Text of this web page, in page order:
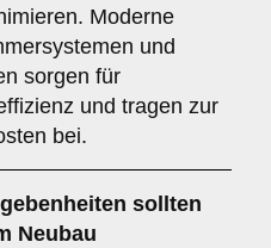
Moderne
und
sorgen für
und tragen zur
bei.
sollten
Neubau